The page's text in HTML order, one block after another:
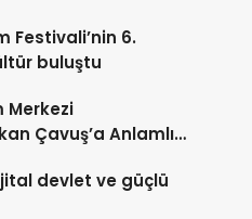
Festivali’nin 6.
buluştu
Merkezi
Çavuş’a Anlamlı
devlet ve güçlü